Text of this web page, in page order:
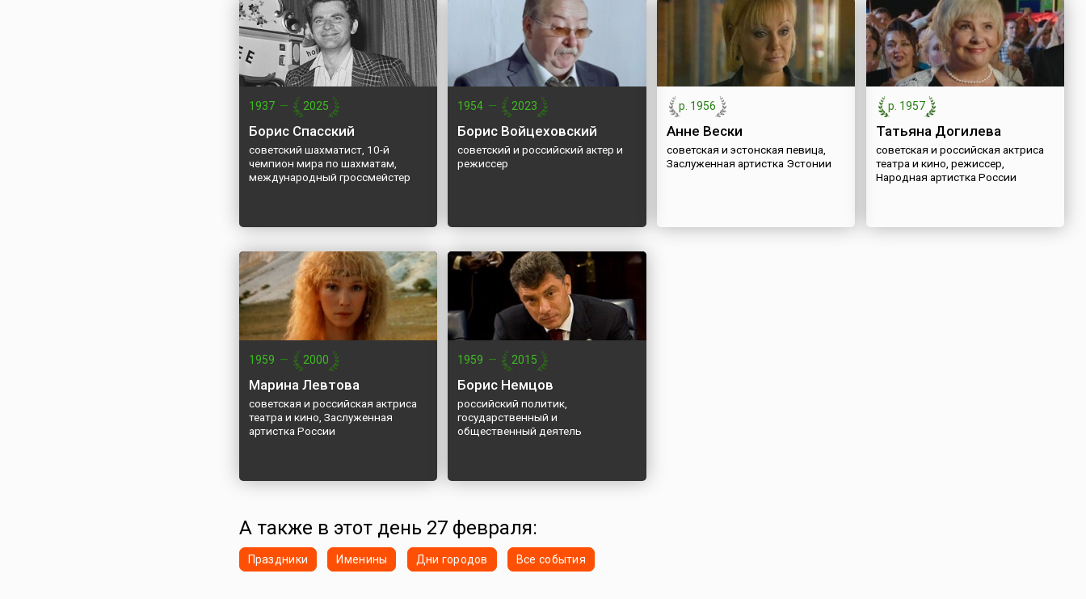
1937 — 2025
Борис Спасский
советский шахматист, 10-й
чемпион мира по шахматам,
международный гроссмейстер
1954 — 2023
Борис Войцеховский
советский и российский актер и
режиссер
р. 1956
Анне Вески
советская и эстонская певица,
Заслуженная артистка Эстонии
р. 1957
Татьяна Догилева
советская и российская актриса
театра и кино, режиссер,
Народная артистка России
1959 — 2000
Марина Левтова
советская и российская актриса
театра и кино, Заслуженная
артистка России
1959 — 2015
Борис Немцов
российский политик,
государственный и
общественный деятель
А также в этот день 27 февраля:
Праздники Именины Дни городов Все события